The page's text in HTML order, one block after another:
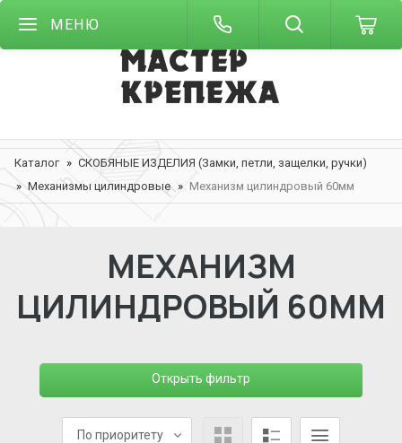
МЕНЮ
Каталог
СКОБЯНЫЕ ИЗДЕЛИЯ (Замки, петли, защелки, ручки)
Механизмы цилиндровые
Механизм цилиндровый 60мм
МЕХАНИЗМ
ЦИЛИНДРОВЫЙ 60ММ
Открыть фильтр
По приоритету